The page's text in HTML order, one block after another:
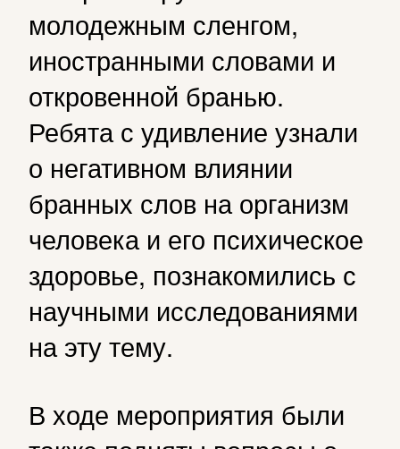
молодежным сленгом,
иностранными словами и
откровенной бранью.
Ребята с удивление узнали
о негативном влиянии
бранных слов на организм
человека и его психическое
здоровье, познакомились с
научными исследованиями
на эту тему.
В ходе мероприятия были